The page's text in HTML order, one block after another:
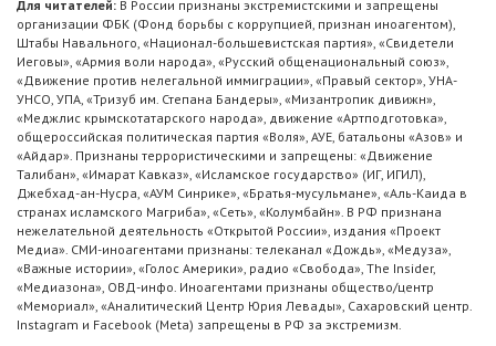
Для читателей: В России признаны экстремистскими и запрещены
организации ФБК (Фонд борьбы с коррупцией, признан иноагентом),
Штабы Навального, «Национал-большевистская партия», «Свидетели
Иеговы», «Армия воли народа», «Русский общенациональный союз»,
«Движение против нелегальной иммиграции», «Правый сектор», УНА-
УНСО, УПА, «Тризуб им. Степана Бандеры», «Мизантропик дивижн»,
«Меджлис крымскотатарского народа», движение «Артподготовка»,
общероссийская политическая партия «Воля», АУЕ, батальоны «Азов» и
«Айдар». Признаны террористическими и запрещены: «Движение
Талибан», «Имарат Кавказ», «Исламское государство» (ИГ, ИГИЛ),
Джебхад-ан-Нусра, «АУМ Синрике», «Братья-мусульмане», «Аль-Каида в
странах исламского Магриба», «Сеть», «Колумбайн». В РФ признана
нежелательной деятельность «Открытой России», издания «Проект
Медиа». СМИ-иноагентами признаны: телеканал «Дождь», «Медуза»,
«Важные истории», «Голос Америки», радио «Свобода», The Insider,
«Медиазона», ОВД-инфо. Иноагентами признаны общество/центр
«Мемориал», «Аналитический Центр Юрия Левады», Сахаровский центр.
Instagram и Facebook (Metа) запрещены в РФ за экстремизм.